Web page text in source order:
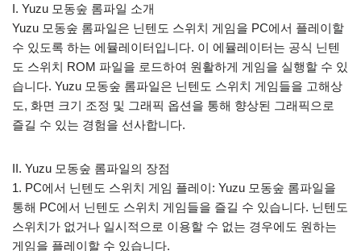
I. Yuzu 모동숲 롬파일 소개
Yuzu 모동숲 롬파일은 닌텐도 스위치 게임을 PC에서 플레이할
수 있도록 하는 에뮬레이터입니다. 이 에뮬레이터는 공식 닌텐
도 스위치 ROM 파일을 로드하여 원활하게 게임을 실행할 수 있
습니다. Yuzu 모동숲 롬파일은 닌텐도 스위치 게임들을 고해상
도, 화면 크기 조정 및 그래픽 옵션을 통해 향상된 그래픽으로
즐길 수 있는 경험을 선사합니다.
II. Yuzu 모동숲 롬파일의 장점
1. PC에서 닌텐도 스위치 게임 플레이: Yuzu 모동숲 롬파일을
통해 PC에서 닌텐도 스위치 게임들을 즐길 수 있습니다. 닌텐도
스위치가 없거나 일시적으로 이용할 수 없는 경우에도 원하는
게임을 플레이할 수 있습니다.